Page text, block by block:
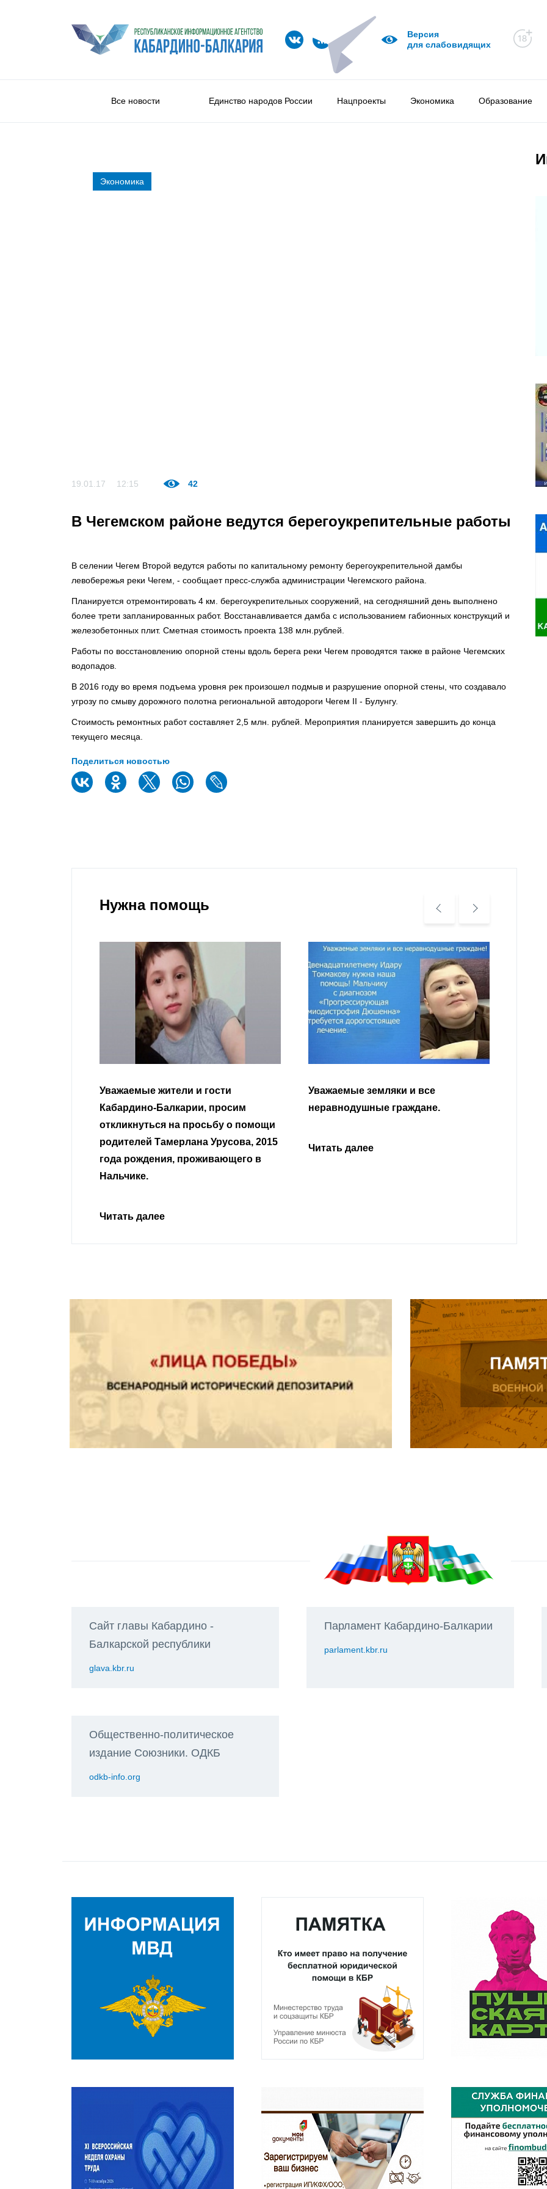
Версия
для слабовидящих
Все новости Единство народов России Нацпроекты Экономика Образование
Экономика
19.01.17 12:15 42
В Чегемском районе ведутся берегоукрепительные работы
В селении Чегем Второй ведутся работы по капитальному ремонту берегоукрепительной дамбы
левобережья реки Чегем, - сообщает пресс-служба администрации Чегемского района.
Планируется отремонтировать 4 км. берегоукрепительных сооружений, на сегодняшний день выполнено
более трети запланированных работ. Восстанавливается дамба с использованием габионных конструкций и
железобетонных плит. Сметная стоимость проекта 138 млн.рублей.
Работы по восстановлению опорной стены вдоль берега реки Чегем проводятся также в районе Чегемских
водопадов.
В 2016 году во время подъема уровня рек произошел подмыв и разрушение опорной стены, что создавало
угрозу по смыву дорожного полотна региональной автодороги Чегем II - Булунгу.
Стоимость ремонтных работ составляет 2,5 млн. рублей. Мероприятия планируется завершить до конца
текущего месяца.
Поделиться новостью
Нужна помощь
Уважаемые земляки и все
неравнодушные граждане.
Читать далее
Читать далее
Сайт главы Кабардино -
Балкарской республики
glava.kbr.ru
Парламент Кабардино-Балкарии
parlament.kbr.ru
Общественно-политическое
издание Союзники. ОДКБ
odkb-info.org